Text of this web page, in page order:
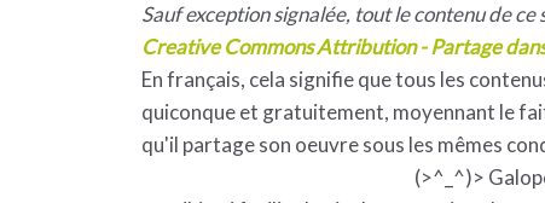
Sauf exception signalée, tout le contenu de
Creative Commons Attribution - Partage
En français, cela signifie que tous les
quiconque et gratuitement, moyennant le
qu'il partage son oeuvre sous les mêmes
(>^_^)>